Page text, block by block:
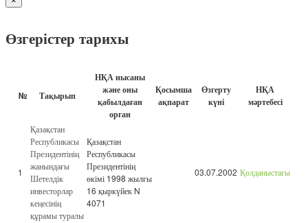
Өзгерістер тарихы
№ Тақырып
НҚА нысаны
және оны
қабылдаған
орган
Қосымша
ақпарат
Өзгерту
күні
НҚА
мәртебесі
1
Қазақстан
Республикасы
Президентінің
жанындағы
Шетелдік
инвесторлар
кеңесінің
құрамы туралы
Қазақстан
Республикасы
Президентінің
өкімі 1998 жылғы
16 қыркүйек N
4071
03.07.2002 Қолданыстағы